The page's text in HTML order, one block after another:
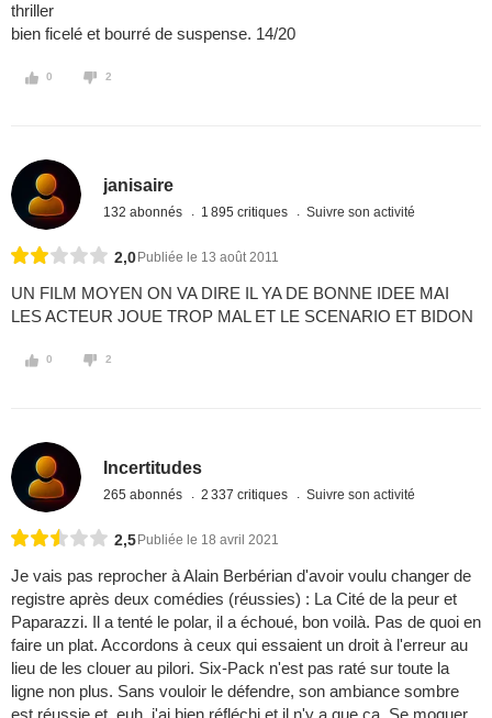
thriller
bien ficelé et bourré de suspense. 14/20
0 2
janisaire
132 abonnés 1 895 critiques Suivre son activité
2,0 Publiée le 13 août 2011
UN FILM MOYEN ON VA DIRE IL YA DE BONNE IDEE MAI
LES ACTEUR JOUE TROP MAL ET LE SCENARIO ET BIDON
0 2
Incertitudes
265 abonnés 2 337 critiques Suivre son activité
2,5 Publiée le 18 avril 2021
Je vais pas reprocher à Alain Berbérian d'avoir voulu changer de
registre après deux comédies (réussies) : La Cité de la peur et
Paparazzi. Il a tenté le polar, il a échoué, bon voilà. Pas de quoi en
faire un plat. Accordons à ceux qui essaient un droit à l'erreur au
lieu de les clouer au pilori. Six-Pack n'est pas raté sur toute la
ligne non plus. Sans vouloir le défendre, son ambiance sombre